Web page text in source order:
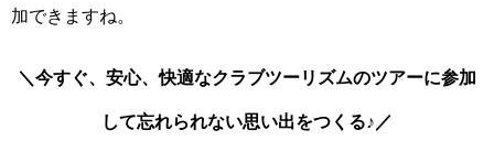
加できますね。
＼今すぐ、安心、快適なクラブツーリズムのツアーに参加
して忘れられない思い出をつくる♪／